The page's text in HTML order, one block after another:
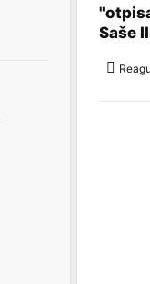
Saše